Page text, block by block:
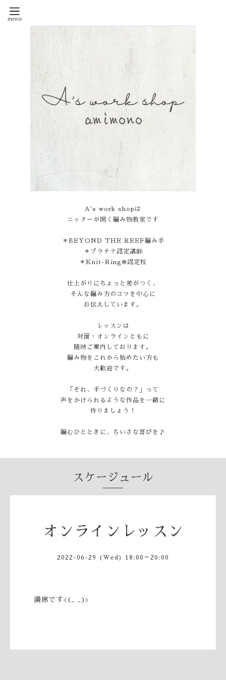
A's work shopは
ニッターが開く編み物教室です
＊BEYOND THE REEF編み手
＊プラチナ認定講師
＊Knit-Ring®認定校
仕上がりにちょっと差がつく、
そんな編み方のコツを中心に
お伝えしています。
レッスンは
対面・オンラインともに
随時ご案内しております。
編み物をこれから始めたい方も
大歓迎です。
「それ、手づくりなの？」って
声をかけられるような作品を一緒に
作りましょう！
編むひとときに、ちいさな喜びを♪
スケージュール
オンラインレッスン
2022-06-29 (Wed) 18:00～20:00
満席です<(_ _)>